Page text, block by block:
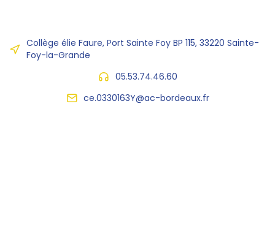
Collège élie Faure, Port Sainte Foy BP 115, 33220 Sainte-
Foy-la-Grande
05.53.74.46.60
ce.0330163Y@ac-bordeaux.fr